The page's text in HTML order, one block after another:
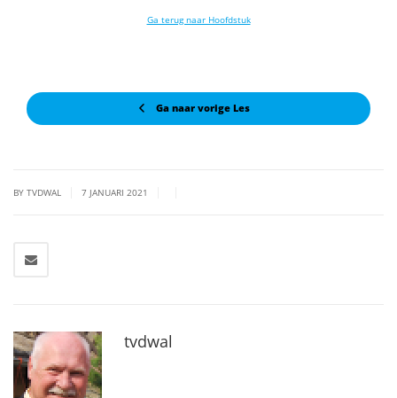
Ga naar vorige Les
Ga terug naar Hoofdstuk
BY TVDWAL 7 JANUARI 2021
tvdwal